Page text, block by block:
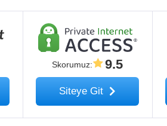
Skorumuz: 9.5
Siteye Git